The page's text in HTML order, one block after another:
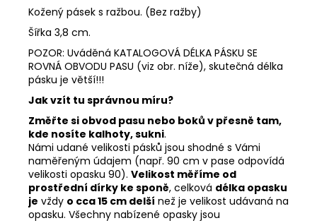
Kožený pásek s ražbou. (Bez ražby)
Šířka 3,8 cm.
POZOR: Uváděná KATALOGOVÁ DÉLKA PÁSKU SE
ROVNÁ OBVODU PASU (viz obr. níže), skutečná délka
pásku je větší!!!
Jak vzít tu správnou míru?
Změřte si obvod pasu nebo boků v přesně tam,
kde nosíte kalhoty, sukni.
Námi udané velikosti pásků jsou shodné s Vámi
naměřeným údajem (např. 90 cm v pase odpovídá
velikosti opasku 90). Velikost měříme od
prostřední dírky ke sponě, celková délka opasku
je vždy o cca 15 cm delší než je velikost udávaná na
opasku. Všechny nabízené opasky jsou